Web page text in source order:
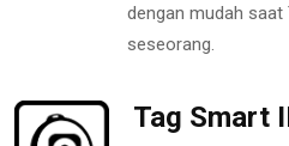
dengan mudah saat
seseorang.
Tag Smart